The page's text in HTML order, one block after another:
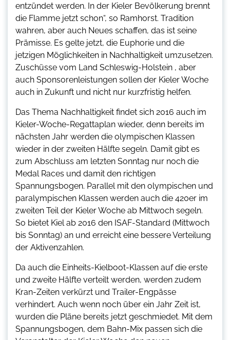
entzündet werden. In der Kieler Bevölkerung brennt
die Flamme jetzt schon“, so Ramhorst. Tradition
wahren, aber auch Neues schaffen, das ist seine
Prämisse. Es gelte jetzt, die Euphorie und die
jetzigen Möglichkeiten in Nachhaltigkeit umzusetzen.
Zuschüsse vom Land Schleswig-Holstein , aber
auch Sponsorenleistungen sollen der Kieler Woche
auch in Zukunft und nicht nur kurzfristig helfen.
Das Thema Nachhaltigkeit findet sich 2016 auch im
Kieler-Woche-Regattaplan wieder, denn bereits im
nächsten Jahr werden die olympischen Klassen
wieder in der zweiten Hälfte segeln. Damit gibt es
zum Abschluss am letzten Sonntag nur noch die
Medal Races und damit den richtigen
Spannungsbogen. Parallel mit den olympischen und
paralympischen Klassen werden auch die 420er im
zweiten Teil der Kieler Woche ab Mittwoch segeln.
So bietet Kiel ab 2016 den ISAF-Standard (Mittwoch
bis Sonntag) an und erreicht eine bessere Verteilung
der Aktivenzahlen.
Da auch die Einheits-Kielboot-Klassen auf die erste
und zweite Hälfte verteilt werden, werden zudem
Kran-Zeiten verkürzt und Trailer-Engpässe
verhindert. Auch wenn noch über ein Jahr Zeit ist,
wurden die Pläne bereits jetzt geschmiedet. Mit dem
Spannungsbogen, dem Bahn-Mix passen sich die